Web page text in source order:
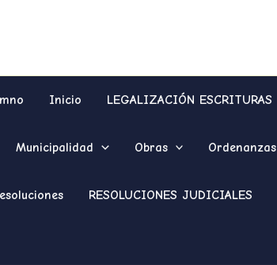
Inicio LEGALIZACIÓN ESCRITURAS
Municipalidad Obras Ordenanzas
RESOLUCIONES JUDICIALES